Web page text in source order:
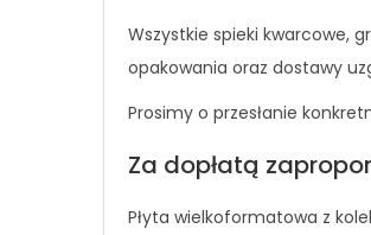
Wszystkie spieki kwarcowe,
opakowania oraz dostawy
Prosimy o przesłanie
Za dopłatą
Płyta wielkoformatowa z